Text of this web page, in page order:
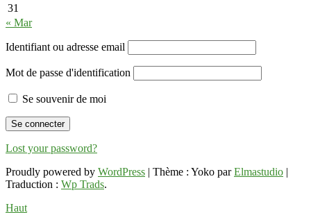
31
« Mar
Identifiant ou adresse email
Mot de passe d'identification
Se souvenir de moi
Lost your password?
Proudly powered by WordPress | Thème : Yoko parElmastudio |
Traduction : Wp Trads.
Haut